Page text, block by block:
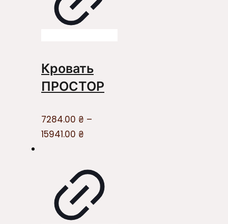
Кровать
ПРОСТОР
7284.00 ₴ –
15941.00 ₴